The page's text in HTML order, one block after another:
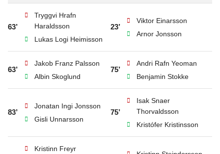
63’
Tryggvi Hrafn
Haraldsson
Lukas Logi Heimisson
23’
Viktor Einarsson
Arnor Jonsson
63’
Jakob Franz Palsson
Albin Skoglund
75’
Andri Rafn Yeoman
Benjamin Stokke
83’
Jonatan Ingi Jonsson
Gisli Unnarsson
75’
Isak Snaer
Thorvaldsson
Kristófer Kristinsson
Kristinn Freyr